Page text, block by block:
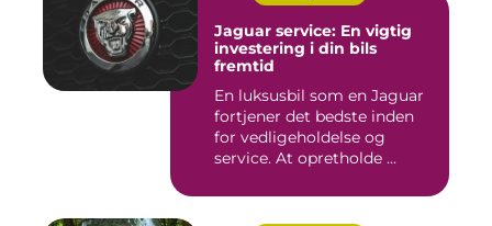
Jaguar service: En vigtig
investering i din bils
fremtid
En luksusbil som en Jaguar
fortjener det bedste inden
for vedligeholdelse og
service. At opretholde ...